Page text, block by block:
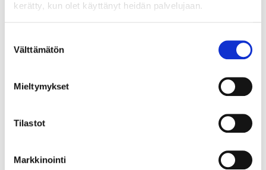
kerätty, kun olet käyttänyt heidän palvelujaan.
valinta
Välttämätön
Mieltymykset
Tilastot
Markkinointi
KPL
054194